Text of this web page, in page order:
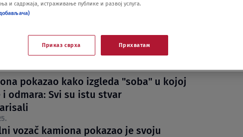
pokazao kako izgleda "soba" u kojoj
i odmara: Svi su istu stvar
vozač kamiona pokazao je svoju
и садржаја, истраживање публике и развој услуга.
Приказ сврха Прихватам